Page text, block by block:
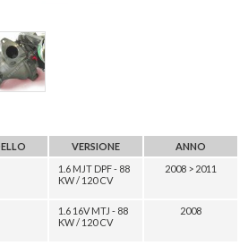
VERSIONE
ANNO
1.6 MJT DPF - 88
KW / 120 CV
2008 > 2011
1.6 16V MTJ - 88
KW / 120 CV
2008